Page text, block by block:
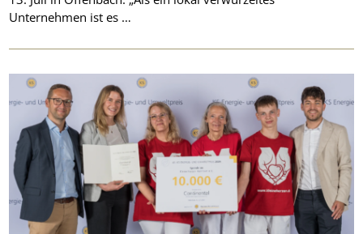
Unternehmen ist es …